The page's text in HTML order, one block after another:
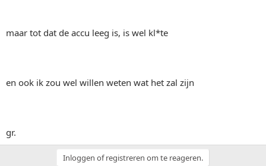
maar tot dat de accu leeg is, is wel kl*te
en ook ik zou wel willen weten wat het zal zijn
gr.
Inloggen of registreren om te reageren.